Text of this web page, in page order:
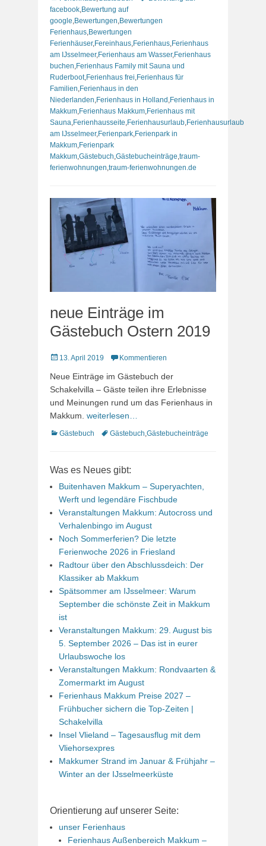
facebook,Bewertung auf
google,Bewertungen,Bewertungen
Ferienhaus,Bewertungen
Ferienhäuser,Fereinhaus,Ferienhaus,Ferienhaus
am IJsselmeer,Ferienhaus am Wasser,Ferienhaus
buchen,Ferienhaus Family mit Sauna und
Ruderboot,Ferienhaus frei,Ferienhaus für
Familien,Ferienhaus in den
Niederlanden,Ferienhaus in Holland ,Ferienhaus in
Makkum,Ferienhaus Makkum,Ferienhaus mit
Sauna,Ferienhausseite,Ferienhausurlaub,Ferienhausurlaub
am IJsselmeer,Ferienpark,Ferienpark in
Makkum,Ferienpark
Makkum,Gästebuch,Gästebucheinträge,traum-
ferienwohnungen,traum-ferienwohnungen.de
neue Einträge im
Gästebuch Ostern 2019
Veröffentlicht
13. April 2019 Kommentieren
Neue Einträge im Gästebuch der
Schakelvilla – Gäste teilen ihre Erlebnisse
und Meinungen rund um das Ferienhaus in
Makkum. weiterlesen…
Kategorien
Gästebuch Schlagworte
Gästebuch Gästebucheinträge
Was es Neues gibt:
Buitenhaven Makkum – Superyachten,
Werft und legendäre Fischbude
Veranstaltungen Makkum: Autocross und
Verhalenbingo im August
Noch Sommerferien? Die letzte
Ferienwoche 2026 in Friesland
Radtour über den Abschlussdeich: Der
Klassiker ab Makkum
Spätsommer am IJsselmeer: Warum
September die schönste Zeit in Makkum
ist
Veranstaltungen Makkum: 29. August bis
5. September 2026 – Das ist in eurer
Urlaubswoche los
Veranstaltungen Makkum: Rondvaarten &
Zomermarkt im August
Ferienhaus Makkum Preise 2027 –
Frühbucher sichern die Top-Zeiten |
Schakelvilla
Insel Vlieland – Tagesausflug mit dem
Vliehorsexpres
Makkumer Strand im Januar & Frühjahr –
Winter an der IJsselmeerküste
Orientierung auf unserer Seite:
unser Ferienhaus
Ferienhaus Außenbereich Makkum –